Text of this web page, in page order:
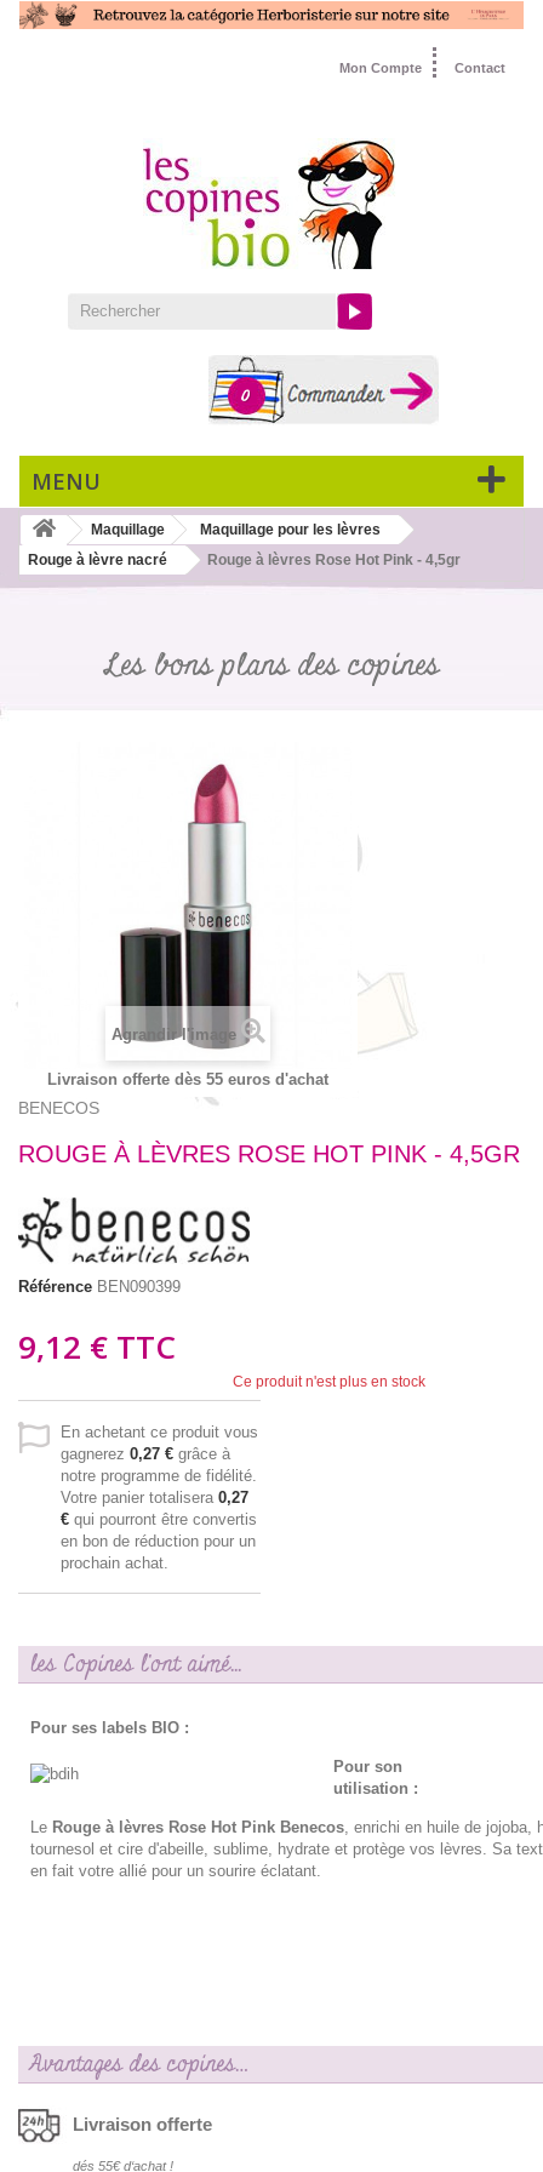
Contact
Mon Compte
0
MENU
Maquillage
Maquillage pour les lèvres
Rouge à lèvre nacré
Rouge à lèvres Rose Hot Pink - 4,5gr
Les bons plans des copines
Agrandir l'image
Livraison offerte dès 55 euros d'achat
BENECOS
ROUGE À LÈVRES ROSE HOT PINK - 4,5GR
Référence BEN090399
9,12 € TTC
Ce produit n'est plus en stock
En achetant ce produit vous
gagnerez 0,27 € grâce à
notre programme de fidélité.
Votre panier totalisera 0,27
€ qui pourront être convertis
en bon de réduction pour un
prochain achat.
les Copines l'ont aimé...
Pour ses labels BIO :
Pour son
utilisation :
Le Rouge à lèvres Rose Hot Pink Benecos, enrichi en huile de jojoba,
tournesol et cire d'abeille, sublime, hydrate et protège vos lèvres. Sa
en fait votre allié pour un sourire éclatant.
Avantages des copines…
Livraison offerte
dés 55€ d‘achat !